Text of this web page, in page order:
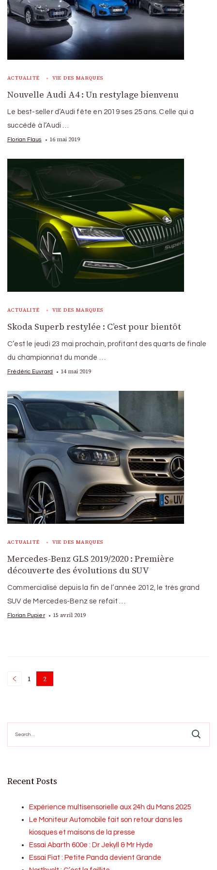
ACTUALITÉ VIE DES MARQUES
Nouvelle Audi A4 : Un restylage bienvenu
Le best-seller d’Audi fête en 2019 ses 25 ans. Celle qui a
succédé à l’Audi …
Florian Flaus 16 mai 2019
ACTUALITÉ VIE DES MARQUES
Skoda Superb restylée : C’est pour bientôt
C’est le jeudi 23 mai prochain, profitant des quarts de finale
du championnat du monde …
Frédéric Euvrard 14 mai 2019
ACTUALITÉ VIE DES MARQUES
Mercedes-Benz GLS 2019/2020 : Première
découverte des évolutions du SUV
Commercialisé depuis la fin de l’année 2012, le très grand
SUV de Mercedes-Benz se refait …
Florian Pupier 15 avril 2019
Posts
Page
1 Page
2
for:
Recent Posts
Expérience multisensorielle aux 24h du Mans 2025
Le Moniteur Automobile fait son retour dans les
kiosques et maisons de la presse
Essai Abarth 600e : Dr Jekyll & Mr Hyde
Essai Fiat : Petite Panda devient Grande